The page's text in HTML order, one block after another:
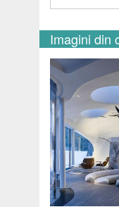
Imagini din